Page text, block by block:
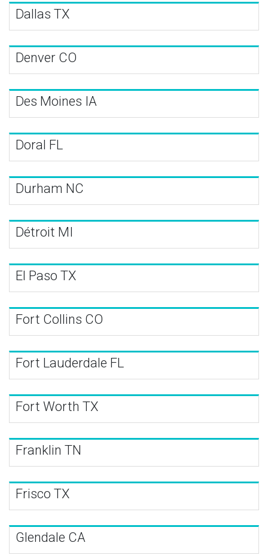
Dallas TX
Denver CO
Des Moines IA
Doral FL
Durham NC
Détroit MI
El Paso TX
Fort Collins CO
Fort Lauderdale FL
Fort Worth TX
Franklin TN
Frisco TX
Glendale CA